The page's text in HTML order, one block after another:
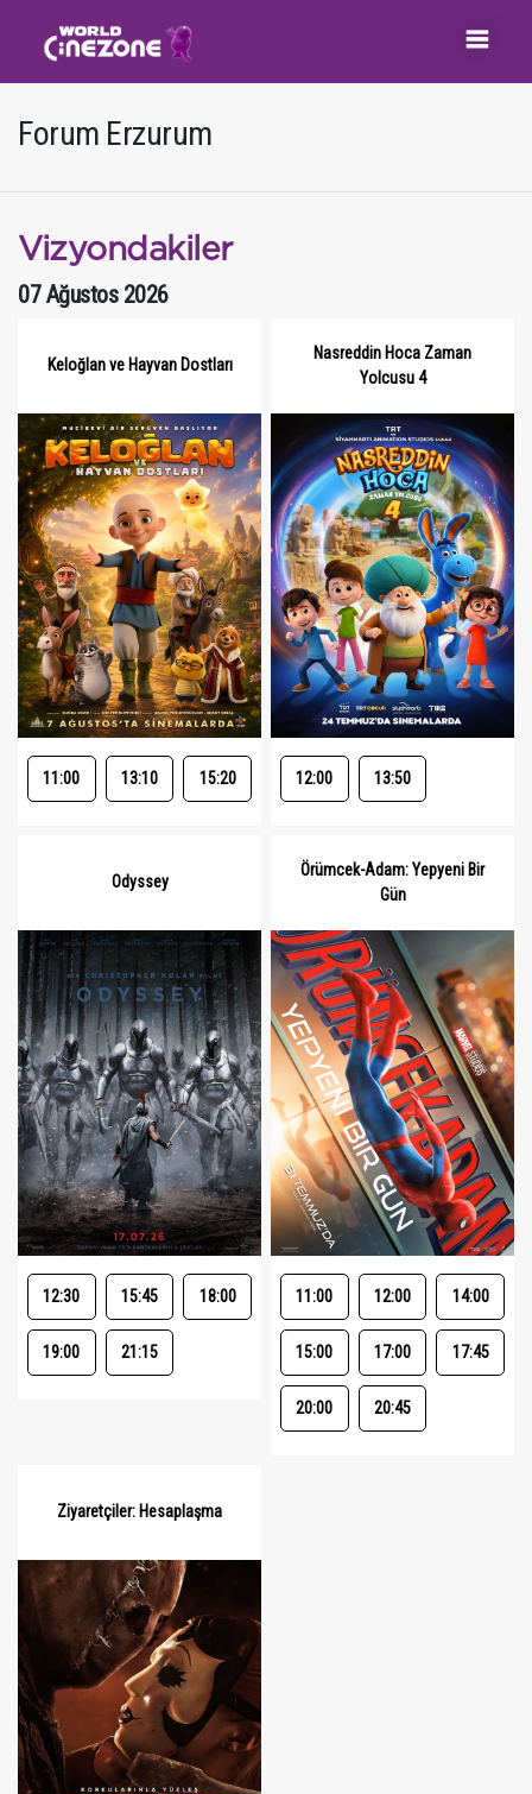
Forum Erzurum
Vizyondakiler
07 Ağustos 2026
Keloğlan ve Hayvan Dostları
11:00 13:10 15:20
Nasreddin Hoca Zaman
Yolcusu 4
12:00 13:50
Odyssey
12:30 15:45 18:00
19:00 21:15
Örümcek-Adam: Yepyeni Bir
Gün
11:00 12:00 14:00
15:00 17:00 17:45
20:00 20:45
Ziyaretçiler: Hesaplaşma